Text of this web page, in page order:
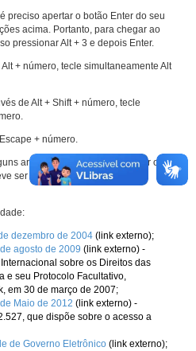
preciso apertar o botão Enter do seu
acima. Portanto, para chegar ao
pressionar Alt + 3 e depois Enter.
+ número, tecle simultaneamente Alt
de Alt + Shift + número, tecle
+ número.
arquivos que explicam melhor o
ser implementado nos sites da
dezembro de 2004 (link externo);
agosto de 2009 (link externo) -
sobre os Direitos das
e seu Protocolo Facultativo,
em 30 de março de 2007;
Maio de 2012 (link externo) -
que dispõe sobre o acesso a
de Governo Eletrônico (link externo);